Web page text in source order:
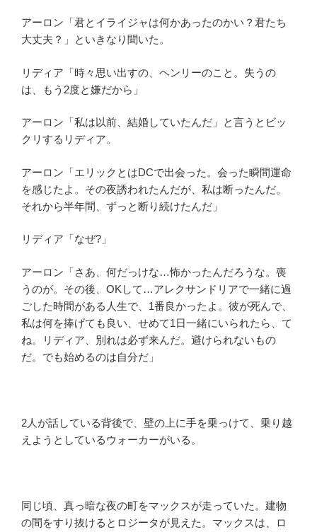
アーロン「君とイライジャは何かあったのかい？君たち
大丈夫？」といきなり聞いた。
リディア「時々思い出すの、ヘンリーのこと。失うの
は、もう2度と嫌だから」
アーロン「私は以前、結婚していたんだ」と言うとビッ
クリするリディア。
アーロン「エリックとはDCで出会った。会った瞬間運命
を感じたよ。その夜誘われたんだが、私は断ったんだ。
それから半年間、ずっと断り続けたんだ」
リディア「なぜ?」
アーロン「さあ、何だっけな…怖かったんだろうな。喪
うのが。その後、OKして…アレクサンドリアで一緒に過
ごした時間がある人生で、1番良かったよ。彼が死んで、
私は何を捧げても良い、せめて1日一緒にいられたら、て
ね。リディア、別れは必ず来んだ。避けられないもの
だ。でも始めるのは自分だ」
2人が話している背後で、壁の上に手を乗っけて、乗り越
えようとしているウォーカーがいる。
同じ頃、真っ暗な夜の町をマックスが走っていた。建物
の間をすり抜けるとロジータが見えた。マックスは、ロ